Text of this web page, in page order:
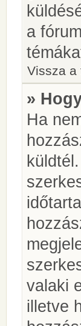
a
Vissza a
»
Ha
valaki
illetve